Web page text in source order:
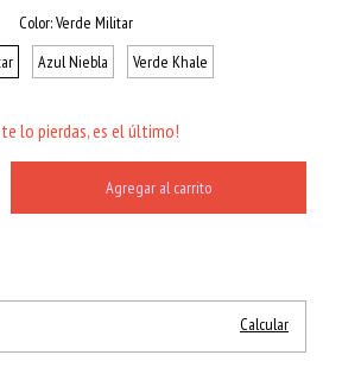
Color:Verde Militar
Azul Niebla Verde Khale
te lo pierdas, es el último!
Calcular